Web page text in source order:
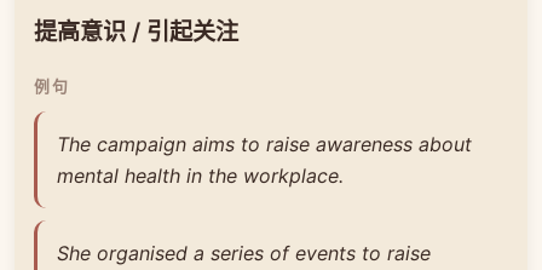
提高意识 / 引起关注
例句
The campaign aims to raise awareness about
mental health in the workplace.
She organised a series of events to raise